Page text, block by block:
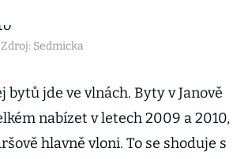
Zdroj: Sedmicka
bytů jde ve vlnách. Byty v Janově
nabízet v letech 2009 a 2010,
hlavně vloni. To se shoduje s